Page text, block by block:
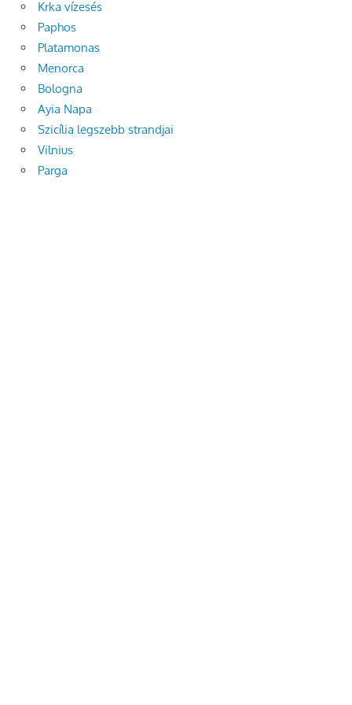
Krka vízesés
Paphos
Platamonas
Menorca
Bologna
Ayia Napa
Szicília legszebb strandjai
Vilnius
Parga